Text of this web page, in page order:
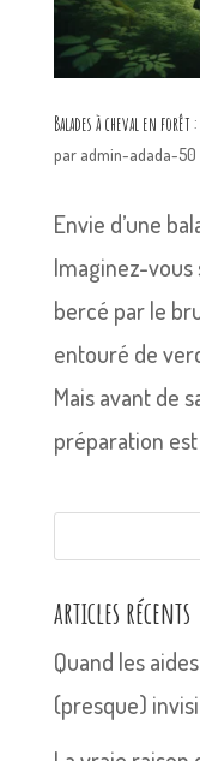
Balades à cheval en
par admin-adada-50
Envie d’une
Imaginez-
bercé par le
entouré de
Mais avant de
préparation
articles récents
Quand les
(presque)